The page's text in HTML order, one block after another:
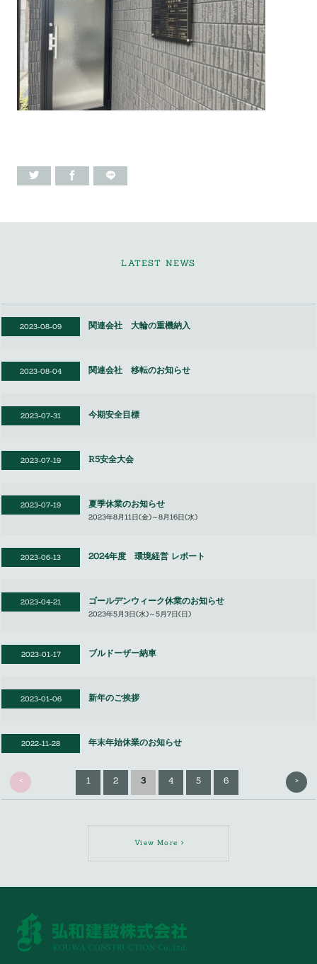
LATEST NEWS
2023-08-09 関連会社 大輪の重機納入
2023-08-04 関連会社 移転のお知らせ
2023-07-31 今期安全目標
2023-07-19 R5安全大会
2023-07-19 夏季休業のお知らせ
2023年8月11日(金)～8月16日(水)
2023-06-13 2024年度 環境経営 レポート
2023-04-21 ゴールデンウィーク休業のお知らせ
2023年5月3日(水)～5月7日(日)
2023-01-17 ブルドーザー納車
2023-01-06 新年のご挨拶
2022-11-28 年末年始休業のお知らせ
< 1 2 3 4 5 6 >
View More